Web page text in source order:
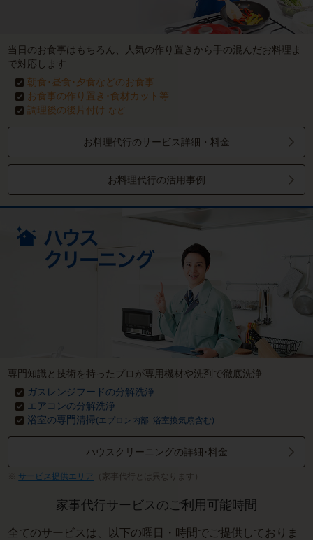
当日のお食事はもちろん、人気の作り置きから手の混んだお料理ま
で対応します
朝食･昼食･夕食などのお食事
お食事の作り置き･食材カット等
調理後の後片付け など
お料理代行のサービス詳細・料金
お料理代行の活用事例
専門知識と技術を持ったプロが専用機材や洗剤で徹底洗浄
ガスレンジフードの分解洗浄
エアコンの分解洗浄
浴室の専門清掃(エプロン内部･浴室換気扇含む)
ハウスクリーニングの詳細･料金
サービス提供エリア （家事代行とは異なります）
家事代行サービスのご利用可能時間
全てのサービスは、以下の曜日・時間でご提供しておりま